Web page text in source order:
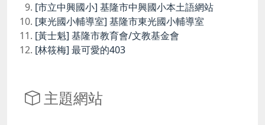
[市立中興國小] 基隆市中興國小本土語網站
[東光國小輔導室] 基隆市東光國小輔導室
[黃士魁] 基隆市教育會/文教基金會
[林筱梅] 最可愛的403
主題網站